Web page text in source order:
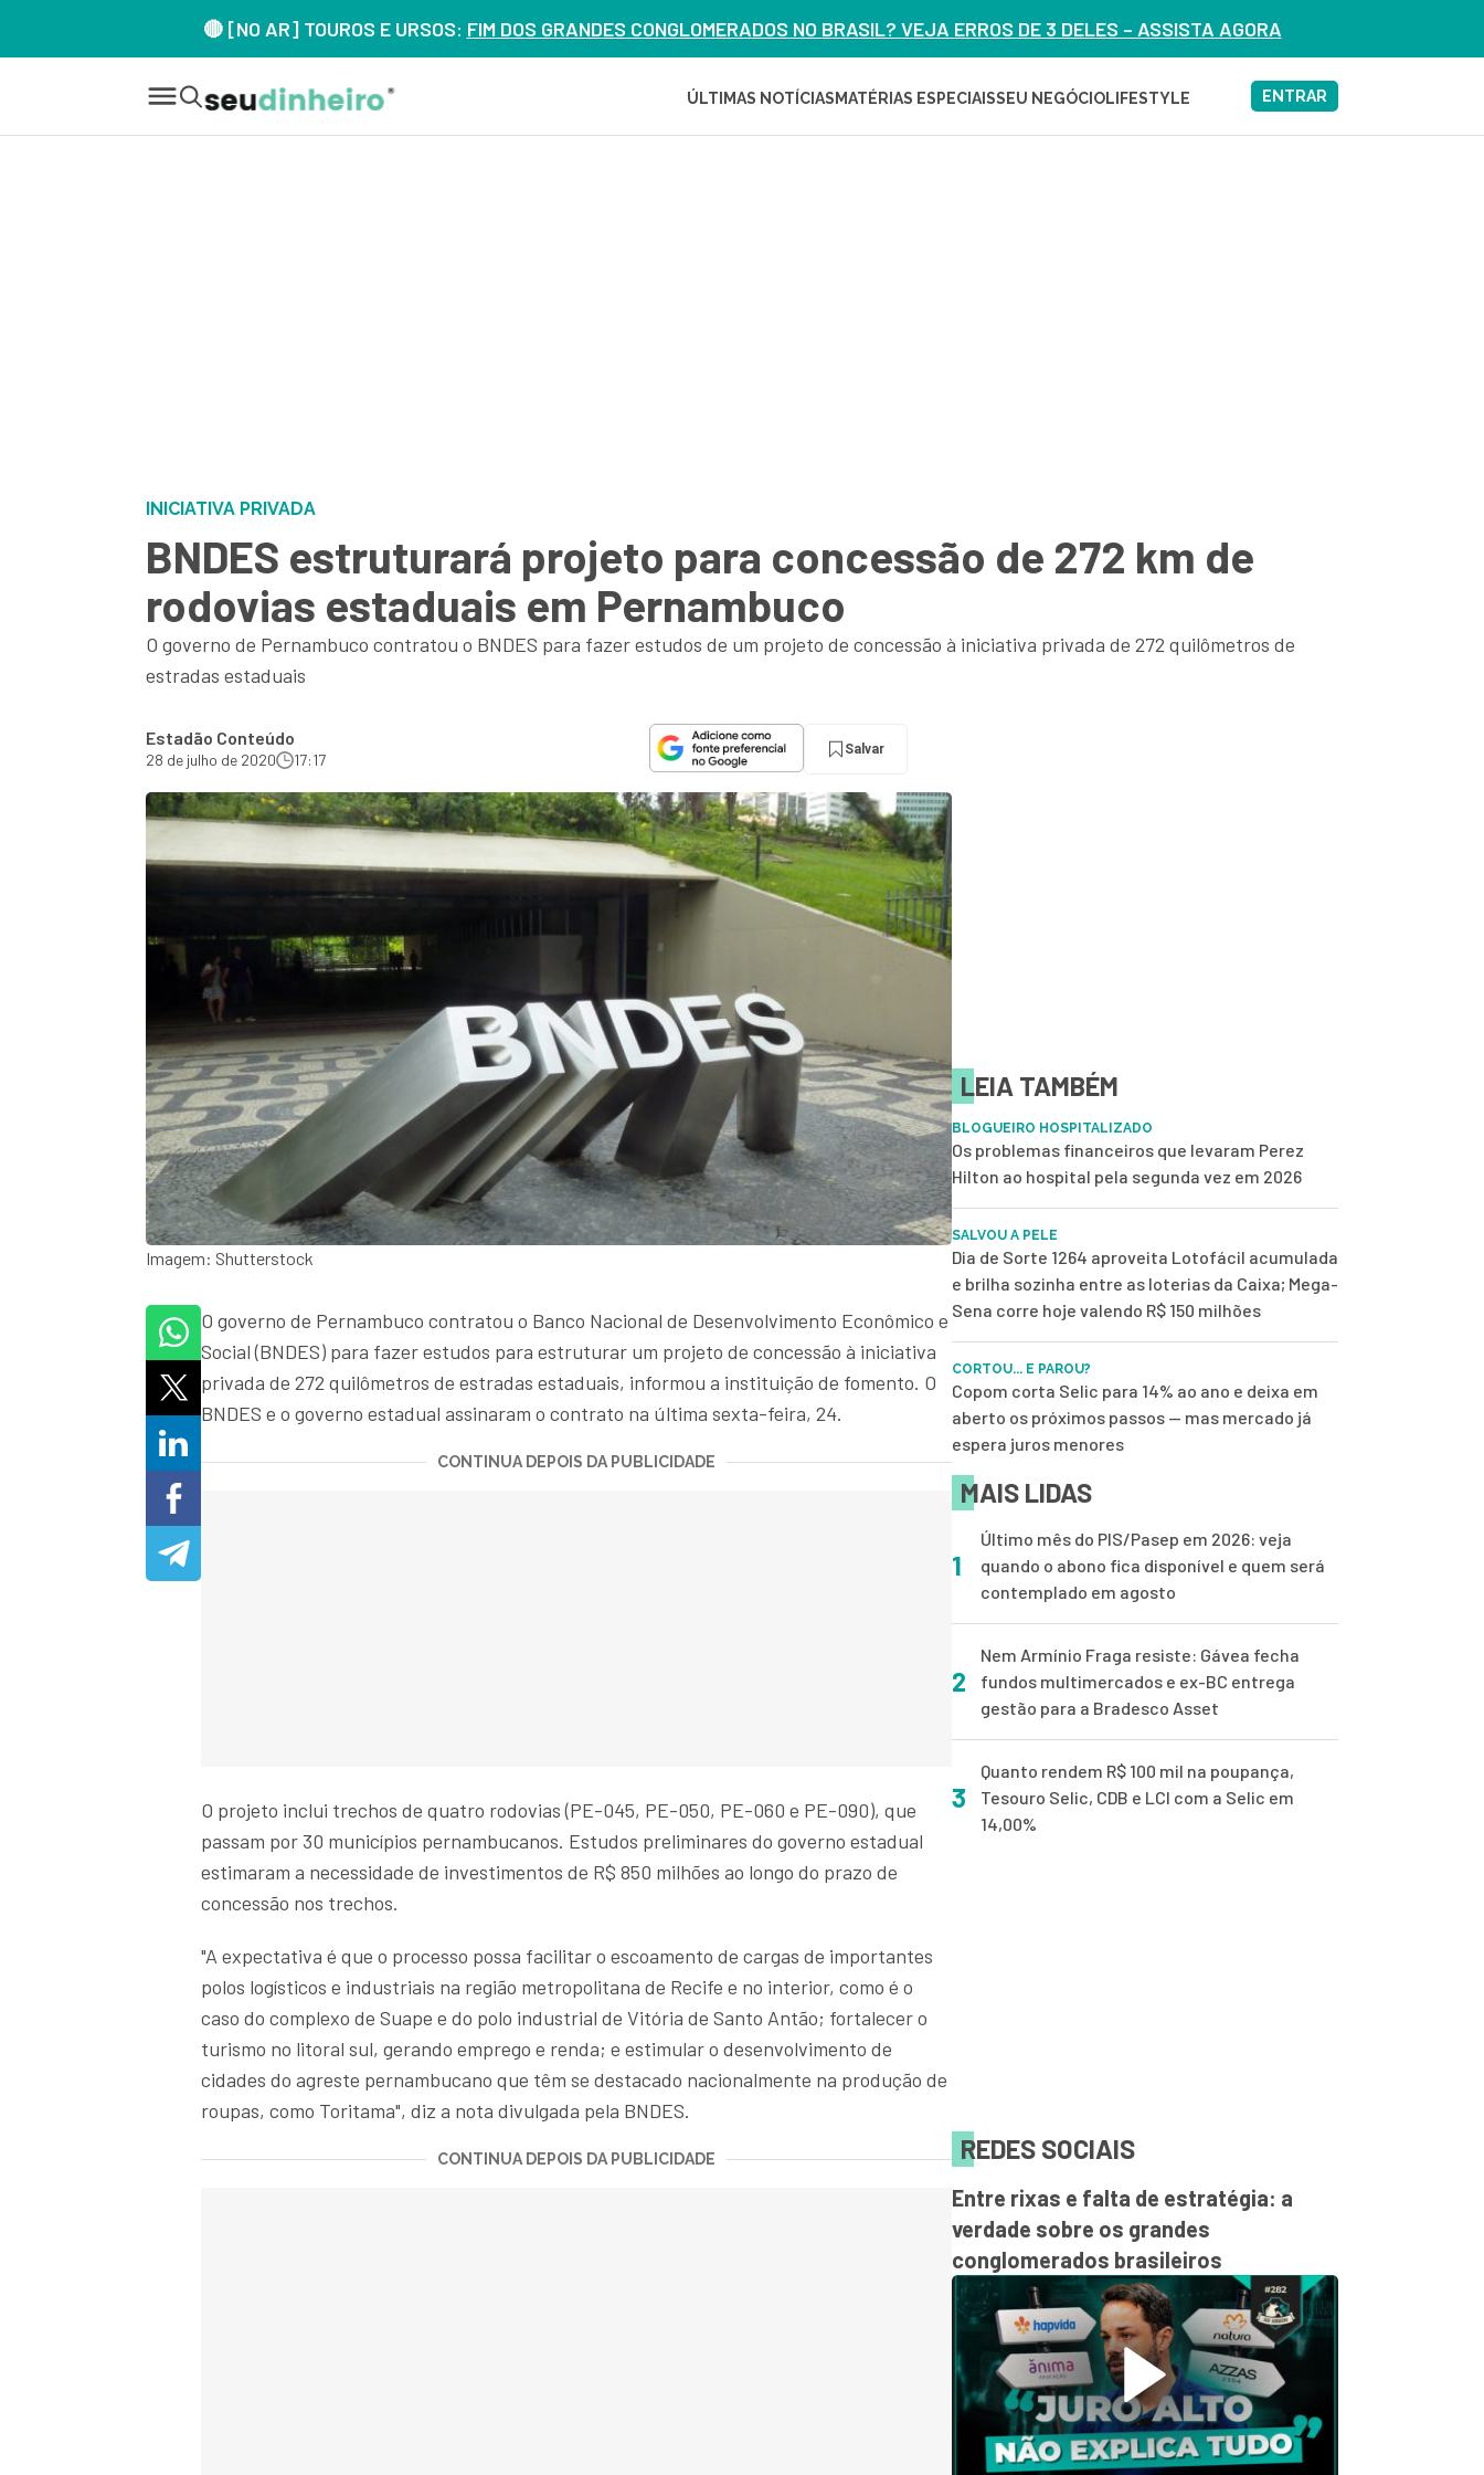
🔴 [NO AR] TOUROS E URSOS: FIM DOS GRANDES CONGLOMERADOS NO BRASIL? VEJA ERROS DE 3 DELES – ASSISTA AGORA
ÚLTIMAS NOTÍCIAS MATÉRIAS ESPECIAISSEU NEGÓCIOLIFESTYLE ENTRAR
INICIATIVA PRIVADA
BNDES estruturará projeto para concessão de 272 km de
rodovias estaduais em Pernambuco
O governo de Pernambuco contratou o BNDES para fazer estudos de um projeto de concessão à iniciativa privada de 272 quilômetros de
estradas estaduais
Estadão Conteúdo
28 de julho de 2020 17:17
Salvar
Imagem: Shutterstock
O governo de Pernambuco contratou o Banco Nacional de Desenvolvimento Econômico e
Social (BNDES) para fazer estudos para estruturar um projeto de concessão à iniciativa
privada de 272 quilômetros de estradas estaduais, informou a instituição de fomento. O
BNDES e o governo estadual assinaram o contrato na última sexta-feira, 24.
CONTINUA DEPOIS DA PUBLICIDADE
O projeto inclui trechos de quatro rodovias (PE-045, PE-050, PE-060 e PE-090), que
passam por 30 municípios pernambucanos. Estudos preliminares do governo estadual
estimaram a necessidade de investimentos de R$ 850 milhões ao longo do prazo de
concessão nos trechos.
"A expectativa é que o processo possa facilitar o escoamento de cargas de importantes
polos logísticos e industriais na região metropolitana de Recife e no interior, como é o
caso do complexo de Suape e do polo industrial de Vitória de Santo Antão; fortalecer o
turismo no litoral sul, gerando emprego e renda; e estimular o desenvolvimento de
cidades do agreste pernambucano que têm se destacado nacionalmente na produção de
roupas, como Toritama", diz a nota divulgada pela BNDES.
CONTINUA DEPOIS DA PUBLICIDADE
LEIA TAMBÉM
BLOGUEIRO HOSPITALIZADO
Os problemas financeiros que levaram Perez
Hilton ao hospital pela segunda vez em 2026
SALVOU A PELE
Dia de Sorte 1264 aproveita Lotofácil acumulada
e brilha sozinha entre as loterias da Caixa; Mega-
Sena corre hoje valendo R$ 150 milhões
CORTOU... E PAROU?
Copom corta Selic para 14% ao ano e deixa em
aberto os próximos passos — mas mercado já
espera juros menores
MAIS LIDAS
1
Último mês do PIS/Pasep em 2026: veja
quando o abono fica disponível e quem será
contemplado em agosto
2
Nem Armínio Fraga resiste: Gávea fecha
fundos multimercados e ex-BC entrega
gestão para a Bradesco Asset
3
Quanto rendem R$ 100 mil na poupança,
Tesouro Selic, CDB e LCI com a Selic em
14,00%
REDES SOCIAIS
Entre rixas e falta de estratégia: a
verdade sobre os grandes
conglomerados brasileiros